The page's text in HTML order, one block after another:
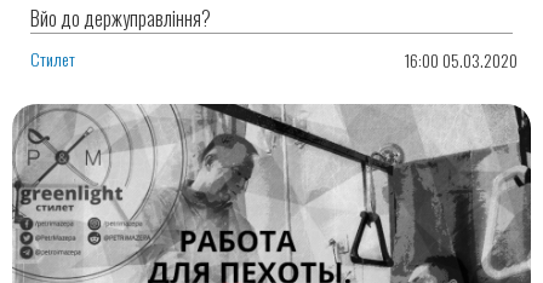
Вйо до держуправління?
Стилет 16:00 05.03.2020